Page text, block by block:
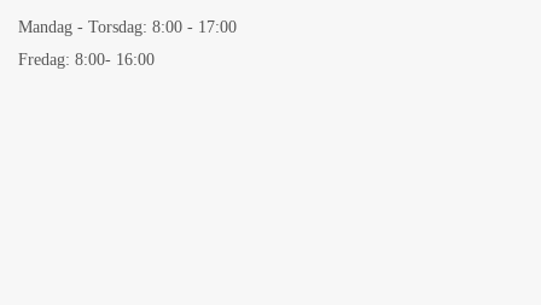
Mandag - Torsdag: 8:00 - 17:00
Fredag: 8:00- 16:00